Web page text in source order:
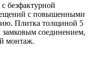
безфактурной
с повышенными
Плитка толщиной 5
соединением,
монтаж.